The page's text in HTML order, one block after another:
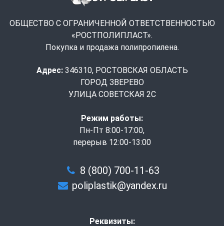
ОБЩЕСТВО С ОГРАНИЧЕННОЙ ОТВЕТСТВЕННОСТЬЮ
«РОСТПОЛИПЛАСТ».
Покупка и продажа полипропилена.
Адрес: 346310, РОСТОВСКАЯ ОБЛАСТЬ
ГОРОД ЗВЕРЕВО
УЛИЦА СОВЕТСКАЯ 2С
Режим работы:
Пн-Пт 8:00-17:00,
перерыв 12:00-13:00
8 (800) 700-11-63
poliplastik@yandex.ru
Реквизиты: